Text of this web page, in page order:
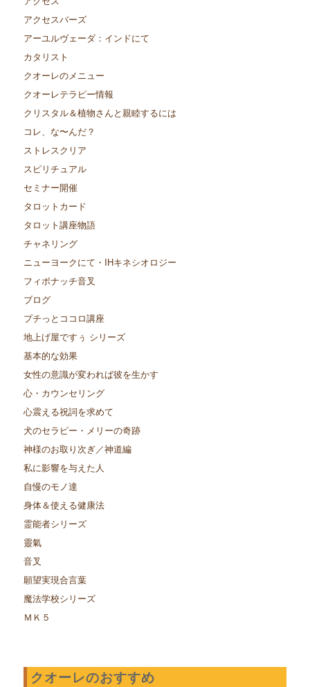
アクセスバーズ
アーユルヴェーダ：インドにて
カタリスト
クオーレのメニュー
クオーレテラピー情報
クリスタル＆植物さんと親睦するには
コレ、な〜んだ？
ストレスクリア
スピリチュアル
セミナー開催
タロットカード
タロット講座物語
チャネリング
ニューヨークにて・IHキネシオロジー
フィボナッチ音叉
ブログ
プチっとココロ講座
地上げ屋ですぅ シリーズ
基本的な効果
女性の意識が変われば彼を生かす
心・カウンセリング
心震える祝詞を求めて
犬のセラピー・メリーの奇跡
神様のお取り次ぎ／神道編
私に影響を与えた人
自慢のモノ達
身体＆使える健康法
霊能者シリーズ
靈氣
音叉
願望実現合言葉
魔法学校シリーズ
ＭＫ５
クオーレのおすすめ